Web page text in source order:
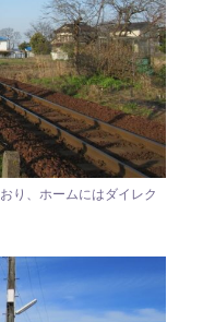
り、ホームにはダイレク